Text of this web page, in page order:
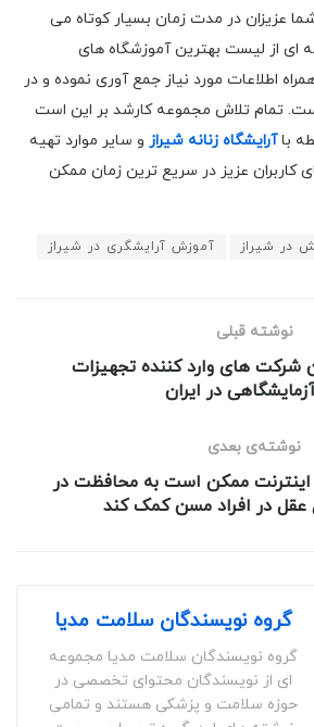
عزیزان در مدت زمان بسیار کوتاه می
ای از لیست بهترین آموزشگاه های
اطلاعات مورد نیاز جمع آوری نموده و در
است. تمام تلاش مجموعه کارشد بر این است
باآرایشگاه زنانه شیراز و سایر موارد تهیه
کاربران عزیز در سریع ترین زمان ممکن
در شیراز آموزش آرایشگری در شیراز
نوشته قبلی
شرکت های وارد کننده تجهیزات
در ایران
نوشته‌ی بعدی
ممکن است به محافظت در
عقل در افراد مسن کمک کند
گروه نویسندگان سلامت مدیا
گروه نویسندگان سلامت مدیا مجموعه
ای از نویسندگان محتوای تخصصی در
حوزه سلامت و پزشکی هستند و تمامی